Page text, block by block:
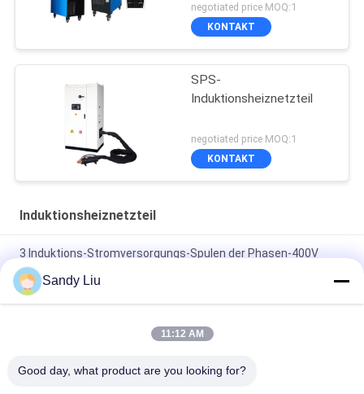
negotiated price MOQ:1
KONTAKT
SPS-
Induktionsheiznetzteil
negotiated price MOQ:1
KONTAKT
Induktionsheiznetzteil
3 Induktions-Stromversorgungs-Spulen der Phasen-400V
überhitzen Schutz
Überhitzungsschutz-Induktionsheiznetzteil mit
intelligentes 50HZ
Sandy Liu
11:12 AM
Good day, what product are you looking for?